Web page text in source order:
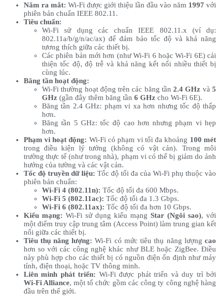
Năm ra mắt: Wi-Fi được giới thiệu lần đầu vào năm 1997 với
phiên bản chuẩn IEEE 802.11.
Tiêu chuẩn:
Wi-Fi sử dụng các chuẩn IEEE 802.11.x (ví dụ:
802.11a/b/g/n/ac/ax) để đảm bảo tốc độ và khả năng
tương thích giữa các thiết bị.
Các phiên bản mới hơn (như Wi-Fi 6 hoặc Wi-Fi 6E) cải
thiện tốc độ, độ trễ và khả năng kết nối nhiều thiết bị
cùng lúc.
Băng tần hoạt động:
Wi-Fi thường hoạt động trên các băng tần2.4 GHz và5
GHz (gần đây thêm băng tần 6 GHz cho Wi-Fi 6E).
Băng tần 2.4 GHz: phạm vi xa hơn nhưng tốc độ thấp
hơn.
Băng tần 5 GHz: tốc độ cao hơn nhưng phạm vi hẹp
hơn.
Phạm vi hoạt động: Wi-Fi có phạm vi tối đa khoảng 100 mét
trong điều kiện lý tưởng (không có vật cản). Trong môi
trường thực tế (như trong nhà), phạm vi có thể bị giảm do ảnh
hưởng của tường và các vật cản.
Tốc độ truyền dữ liệu: Tốc độ tối đa của Wi-Fi phụ thuộc vào
phiên bản chuẩn:
Wi-Fi 4 (802.11n): Tốc độ tối đa 600 Mbps.
Wi-Fi 5 (802.11ac): Tốc độ tối đa 1.3 Gbps.
Wi-Fi 6 (802.11ax): Tốc độ tối đa hơn 10 Gbps.
Kiểu mạng: Wi-Fi sử dụng kiểu mạng Star (Ngôi sao), với
một điểm truy cập trung tâm (Access Point) làm trung gian kết
nối giữa các thiết bị.
Tiêu thụ năng lượng: Wi-Fi có mức tiêu thụ năng lượngcao
hơn so với các công nghệ khác như BLE hoặc ZigBee. Điều
này phù hợp cho các thiết bị có nguồn điện ổn định như máy
tính, điện thoại, hoặc TV thông minh.
Liên minh phát triển: Wi-Fi được phát triển và duy trì bởi
Wi-Fi Alliance, một tổ chức gồm các công ty công nghệ hàng
đầu trên thế giới.